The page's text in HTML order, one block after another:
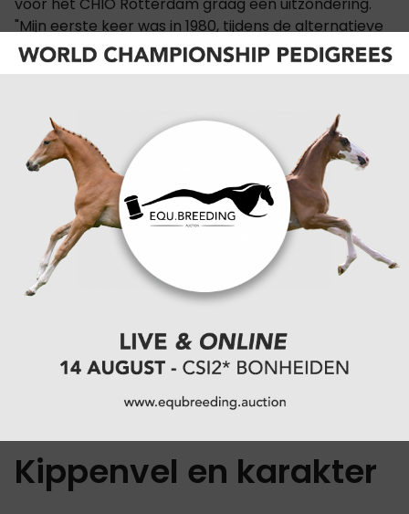
voor het CHIO Rotterdam graag een uitzondering.
"Mijn eerste keer was in 1980, tijdens de alternatieve
Spelen. De sfeer in het Kralingse Bos is uniek, heel
gemoedelijk. Dit jaar ben ik er weer, niet alleen voor
Boss' succesvol start in de Grand Prix."
Als we hem vragen naar de toekomst, flikkeren zijn
ogen. De blik is gericht op het WK in Aken en de
Olympische Spelen van 2028 in Los Angeles. "De
familie Koele, mede-eigenaren van Mauro Turfhorst,
droomt ervan om met z'n allen naar de Spelen te
gaan. Wij zijn handelaren, dus paarden lang
vasthouden is altijd spannend, maar ik sluit voor 2028
vraag naar de paarden van Dinja, maar als we onze
beste paarden verkopen, houden we Dinja ook niet
vast. Op dit moment zijn hengsten als McLaren,
Mauro en Red Viper dan ook niet te koop."
Kippenvel en karakter